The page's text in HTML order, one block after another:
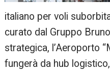
italiano per voli
curato dal Gruppo
strategica, l’Aeroporto
fungerà da hub